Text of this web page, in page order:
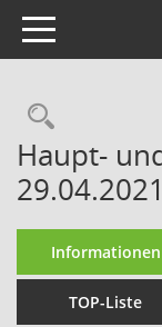
Toggle navigation
Haupt-
Informationen
TOP-Liste